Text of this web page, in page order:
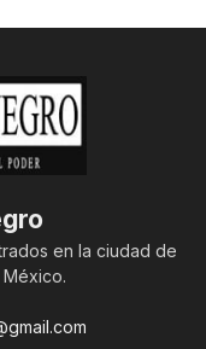
en la ciudad de
México.